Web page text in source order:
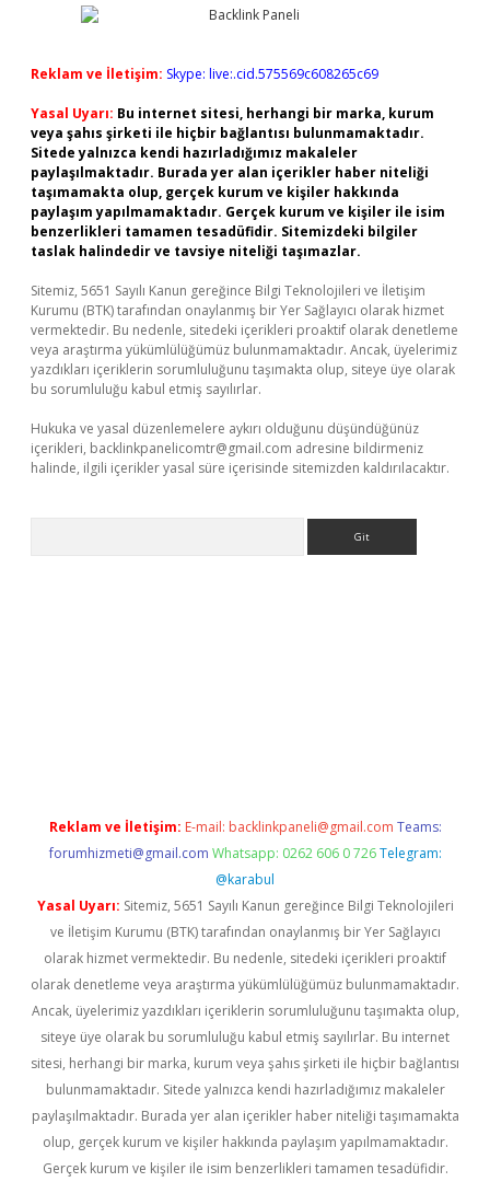
Reklam ve İletişim: Skype: live:.cid.575569c608265c69
Yasal Uyarı: Bu internet sitesi, herhangi bir marka, kurum
veya şahıs şirketi ile hiçbir bağlantısı bulunmamaktadır.
Sitede yalnızca kendi hazırladığımız makaleler
paylaşılmaktadır. Burada yer alan içerikler haber niteliği
taşımamakta olup, gerçek kurum ve kişiler hakkında
paylaşım yapılmamaktadır. Gerçek kurum ve kişiler ile isim
benzerlikleri tamamen tesadüfidir. Sitemizdeki bilgiler
taslak halindedir ve tavsiye niteliği taşımazlar.
Sitemiz, 5651 Sayılı Kanun gereğince Bilgi Teknolojileri ve İletişim
Kurumu (BTK) tarafından onaylanmış bir Yer Sağlayıcı olarak hizmet
vermektedir. Bu nedenle, sitedeki içerikleri proaktif olarak denetleme
veya araştırma yükümlülüğümüz bulunmamaktadır. Ancak, üyelerimiz
yazdıkları içeriklerin sorumluluğunu taşımakta olup, siteye üye olarak
bu sorumluluğu kabul etmiş sayılırlar.
Hukuka ve yasal düzenlemelere aykırı olduğunu düşündüğünüz
içerikleri, backlinkpanelicomtr@gmail.com adresine bildirmeniz
halinde, ilgili içerikler yasal süre içerisinde sitemizden kaldırılacaktır.
Reklam ve İletişim: E-mail: backlinkpaneli@gmail.com Teams:
forumhizmeti@gmail.com Whatsapp: 0262 606 0 726 Telegram:
@karabul
Yasal Uyarı: Sitemiz, 5651 Sayılı Kanun gereğince Bilgi Teknolojileri
ve İletişim Kurumu (BTK) tarafından onaylanmış bir Yer Sağlayıcı
olarak hizmet vermektedir. Bu nedenle, sitedeki içerikleri proaktif
olarak denetleme veya araştırma yükümlülüğümüz bulunmamaktadır.
Ancak, üyelerimiz yazdıkları içeriklerin sorumluluğunu taşımakta olup,
siteye üye olarak bu sorumluluğu kabul etmiş sayılırlar. Bu internet
sitesi, herhangi bir marka, kurum veya şahıs şirketi ile hiçbir bağlantısı
bulunmamaktadır. Sitede yalnızca kendi hazırladığımız makaleler
paylaşılmaktadır. Burada yer alan içerikler haber niteliği taşımamakta
olup, gerçek kurum ve kişiler hakkında paylaşım yapılmamaktadır.
Gerçek kurum ve kişiler ile isim benzerlikleri tamamen tesadüfidir.